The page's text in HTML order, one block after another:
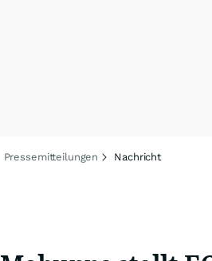
Pressemitteilungen Nachricht